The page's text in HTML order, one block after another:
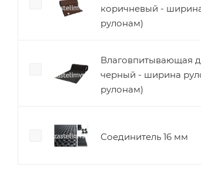
коричневый -
рулонам)
Влаговпитывающая
черный - ширина
рулонам)
Соединитель 16 мм